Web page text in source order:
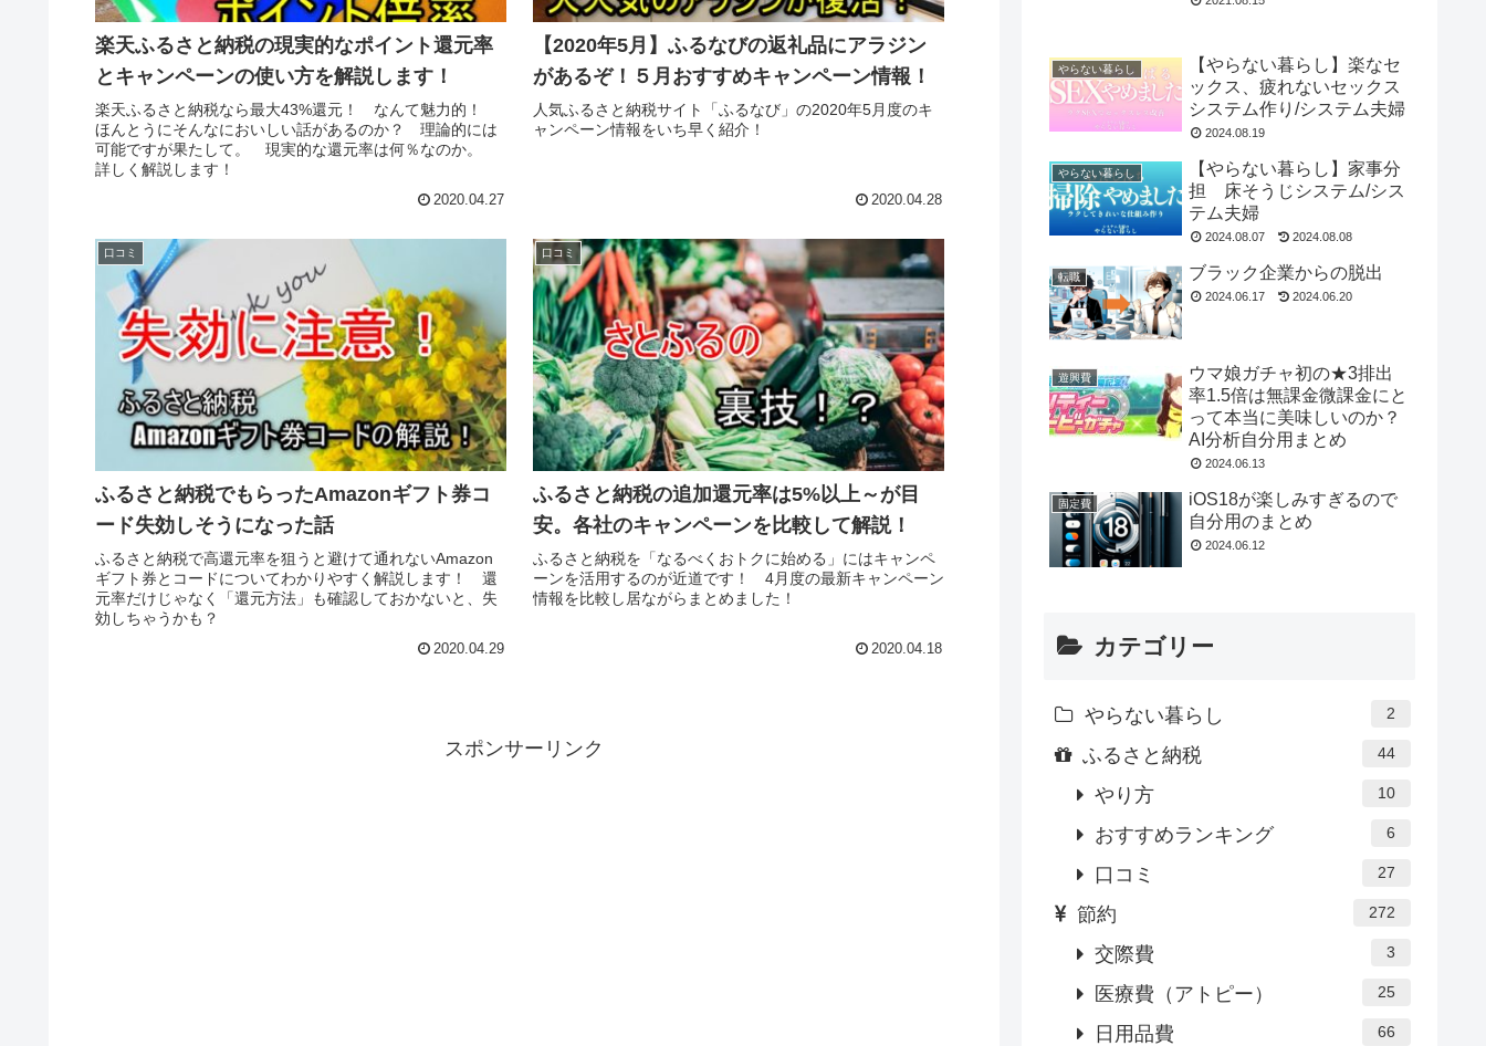
楽天ふるさと納税の現実的なポイント還元率
とキャンペーンの使い方を解説します！
楽天ふるさと納税なら最大43%還元！ なんて魅力的！
ほんとうにそんなにおいしい話があるのか？ 理論的には
可能ですが果たして。 現実的な還元率は何％なのか。
詳しく解説します！
2020.04.27
【2020年5月】ふるなびの返礼品にアラジン
があるぞ！５月おすすめキャンペーン情報！
人気ふるさと納税サイト「ふるなび」の2020年5月度のキ
ャンペーン情報をいち早く紹介！
2020.04.28
口コミ
ふるさと納税でもらったAmazonギフト券コ
ード失効しそうになった話
ふるさと納税で高還元率を狙うと避けて通れないAmazon
ギフト券とコードについてわかりやすく解説します！ 還
元率だけじゃなく「還元方法」も確認しておかないと、失
効しちゃうかも？
2020.04.29
口コミ
ふるさと納税の追加還元率は5%以上～が目
安。各社のキャンペーンを比較して解説！
ふるさと納税を「なるべくおトクに始める」にはキャンペ
ーンを活用するのが近道です！ 4月度の最新キャンペーン
情報を比較し居ながらまとめました！
2020.04.18
スポンサーリンク
やらない暮らし
【やらない暮らし】楽なセ
ックス、疲れないセックス
システム作り/システム夫婦
2024.08.19
やらない暮らし
【やらない暮らし】家事分
担 床そうじシステム/シス
テム夫婦
2024.08.07 2024.08.08
転職 ブラック企業からの脱出
2024.06.17 2024.06.20
遊興費
ウマ娘ガチャ初の★3排出
率1.5倍は無課金微課金にと
って本当に美味しいのか？
AI分析自分用まとめ
2024.06.13
固定費
iOS18が楽しみすぎるので
自分用のまとめ
2024.06.12
カテゴリー
やらない暮らし 2
ふるさと納税 44
やり方 10
おすすめランキング 6
口コミ 27
節約 272
交際費 3
医療費（アトピー） 25
日用品費 66